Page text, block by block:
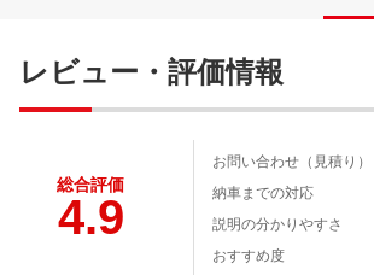
レビュー・評価情報
総合評価
4.9
お問い合わせ（見積り）
納車までの対応
説明の分かりやすさ
おすすめ度